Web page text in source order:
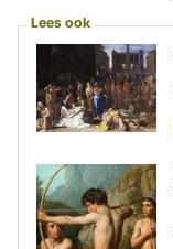
Lees ook